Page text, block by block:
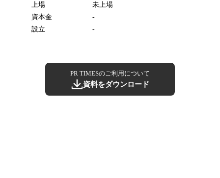
上場
未上場
資本金
-
設立
-
PR TIMESのご利用について
資料をダウンロード